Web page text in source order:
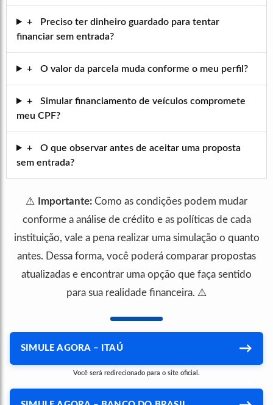
+
Preciso ter dinheiro guardado para tentar
financiar sem entrada?
+ O valor da parcela muda conforme o meu perfil?
+
Simular financiamento de veículos compromete
meu CPF?
+
O que observar antes de aceitar uma proposta
sem entrada?
⚠️ Importante: Como as condições podem mudar
conforme a análise de crédito e as políticas de cada
instituição, vale a pena realizar uma simulação o quanto
antes. Dessa forma, você poderá comparar propostas
atualizadas e encontrar uma opção que faça sentido
para sua realidade financeira. ⚠️
SIMULE AGORA – ITAÚ →
Você será redirecionado para o site oficial.